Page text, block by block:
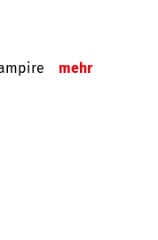
mehr